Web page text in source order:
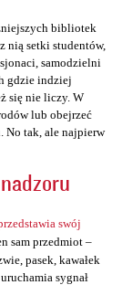
bibliotek
nią setki studentów,
samodzielni
gdzie indziej
się nie liczy. W
lub obejrzeć
No tak, ale najpierw
swój
sam przedmiot –
pasek, kawałek
sygnał